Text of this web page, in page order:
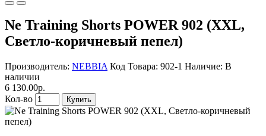
Ne Training Shorts POWER 902 (XXL,
Светло-коричневый пепел)
Производитель: NEBBIA Код Товара: 902-1 Наличие: В
наличии
6 130.00р.
Кол-во
Купить